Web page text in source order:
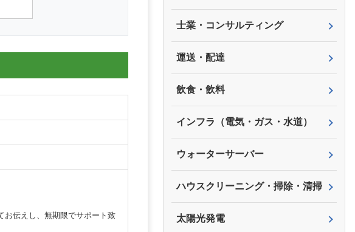
お伝えし、無期限でサポート致
士業・コンサルティング
運送・配達
飲食・飲料
インフラ（電気・ガス・水道）
ウォーターサーバー
ハウスクリーニング・掃除・清掃
太陽光発電